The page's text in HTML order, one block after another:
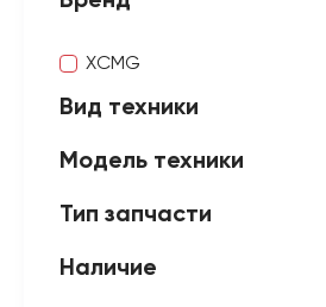
XCMG
Вид техники
Модель техники
Тип запчасти
Наличие